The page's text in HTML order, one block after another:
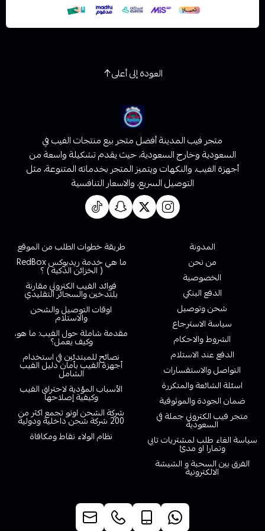
العودة إلى أعلى
متجر فيب المدينة أفضل متجر بيع منتجات الفيب في
السعودية وخارج السعودية، حيث يقدم تشكيلة واسعة من
أجهزة الفيب، والنكهات ويتميز المتجر بخدماته المتنوعة، مثل
التوصيل السريع، والاسعار التنافسية
المدونة
من نحن
الخصوصية
الدفع البنكي
شحن وتوصيل
سياسة الاسترجاع
الشروط والاحكام
الدفع عند الاستلام
التواصل والاستفسارات
اسئلة الشائعة والمتكررة
ضمان الجودة والموثوقية
متجر فيب الكتروني جملة في
السعودية
سياسة الغاء طلب لمشتريات تابي
وتمارا او مدئ
الفرق بين السحبة و الشيشة
الالكترونية
طريقة خطوات الطلب من الموقع
ما هي خدمة ريدبوكس RedBox
( الخزائن الذكية ) ؟
فوائد الفيب الكتروني مقارنة
بلتدخين والسجائر التقليدي
اوقات التوصيل والشحن
والاستلام
مقدمة شاملة حول الفيب: ما هو،
وكيف يعمل؟
نصائح للمبتدئين في استخدام
أجهزة الفيب بأمان دليل الفيب
الشامل
الأسباب المؤدية لاحتراق الفيب
وكيفية إصلاحها
شركة الشحن اوتو تجمع اكثر من
200 شركة شحن داخلية ودولية
نظام الولاء نقاط ومكافاة